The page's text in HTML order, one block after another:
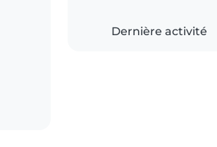
Dernière activité